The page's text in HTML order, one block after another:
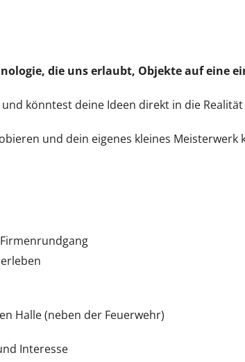
die uns erlaubt, Objekte auf eine
könntest deine Ideen direkt in die
und dein eigenes kleines Meisterwerk
Halle (neben der Feuerwehr)
Interesse